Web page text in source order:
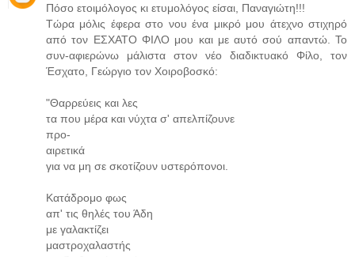
Πόσο ετοιμόλογος κι ετυμολόγος είσαι, Παναγιώτη!!!
Τώρα μόλις έφερα στο νου ένα μικρό μου άτεχνο στιχηρό
από τον ΕΣΧΑΤΟ ΦΙΛΟ μου και με αυτό σού απαντώ. Το
συν-αφιερώνω μάλιστα στον νέο διαδικτυακό Φίλο, τον
Έσχατο, Γεώργιο τον Χοιροβοσκό:
"Θαρρεύεις και λες
τα που μέρα και νύχτα σ' απελπίζουνε
προ-
αιρετικά
για να μη σε σκοτίζουν υστερόπονοι.
Κατάδρομο φως
απ' τις θηλές του Άδη
με γαλακτίζει
μαστροχαλαστής